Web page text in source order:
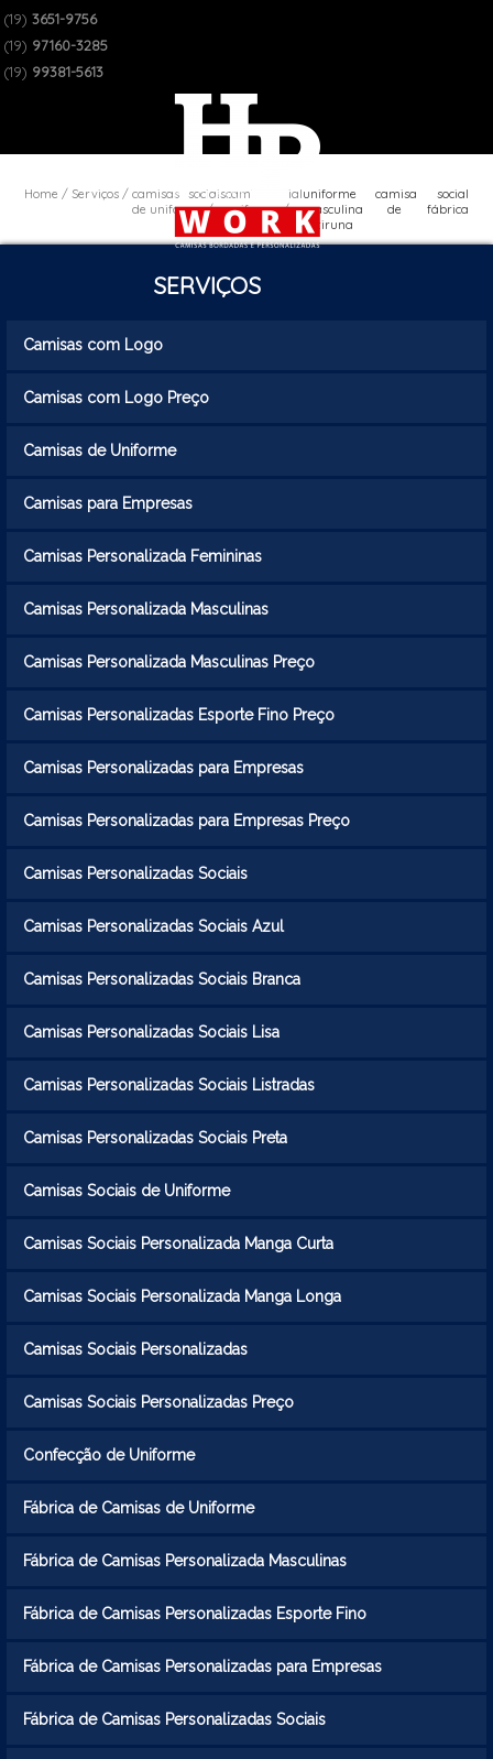
(19) 3651-9756
(19) 97160-3285
(19) 99381-5613
Home Serviços
camisas sociais
de uniforme
camisa social
uniforme
uniforme camisa social
masculina de fábrica
Ibitiruna
SERVIÇOS
Camisas com Logo
Camisas com Logo Preço
Camisas de Uniforme
Camisas para Empresas
Camisas Personalizada Femininas
Camisas Personalizada Masculinas
Camisas Personalizada Masculinas Preço
Camisas Personalizadas Esporte Fino Preço
Camisas Personalizadas para Empresas
Camisas Personalizadas para Empresas Preço
Camisas Personalizadas Sociais
Camisas Personalizadas Sociais Azul
Camisas Personalizadas Sociais Branca
Camisas Personalizadas Sociais Lisa
Camisas Personalizadas Sociais Listradas
Camisas Personalizadas Sociais Preta
Camisas Sociais de Uniforme
Camisas Sociais Personalizada Manga Curta
Camisas Sociais Personalizada Manga Longa
Camisas Sociais Personalizadas
Camisas Sociais Personalizadas Preço
Confecção de Uniforme
Fábrica de Camisas de Uniforme
Fábrica de Camisas Personalizada Masculinas
Fábrica de Camisas Personalizadas Esporte Fino
Fábrica de Camisas Personalizadas para Empresas
Fábrica de Camisas Personalizadas Sociais